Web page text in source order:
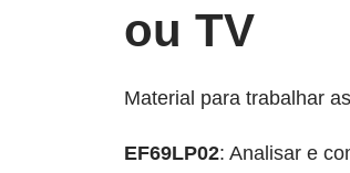
ou TV
Material para trabalhar
EF69LP02: Analisar e